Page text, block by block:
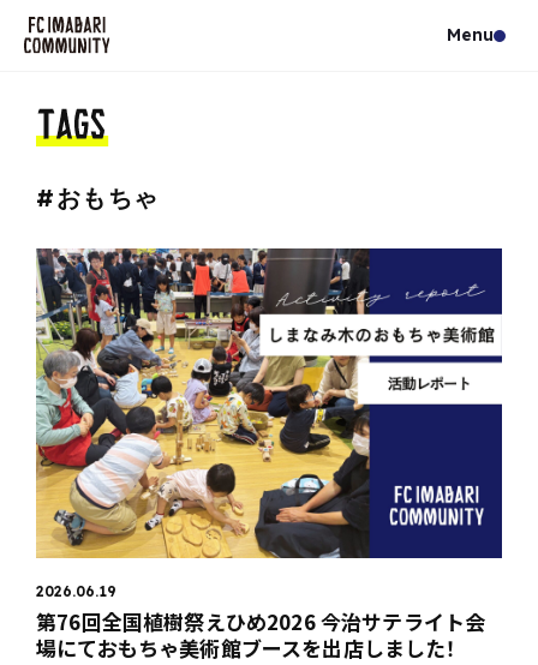
#おもちゃ
2026.06.19
第76回全国植樹祭えひめ2026 今治サテライト会
場にておもちゃ美術館ブースを出店しました！